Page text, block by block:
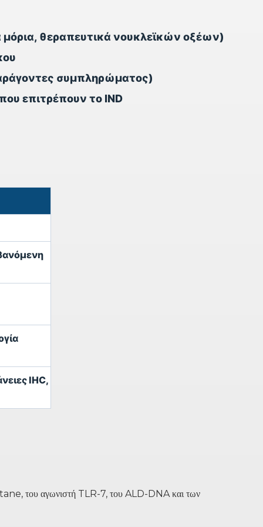
θεραπευτικά νουκλεϊκών οξέων)
συμπληρώματος)
επιτρέπουν το IND
IHC,
του αγωνιστή TLR-7, του ALD-DNA και των